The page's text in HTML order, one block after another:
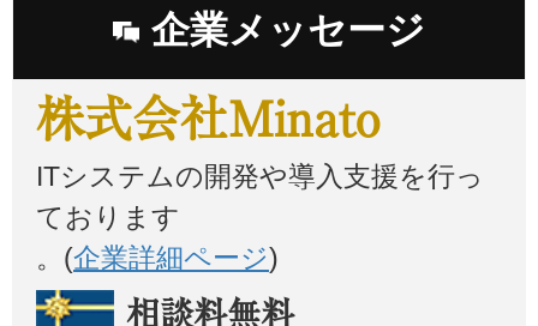
企業メッセージ
株式会社Minato
ITシステムの開発や導入支援を行っ
ております
。(企業詳細ページ)
相談料無料